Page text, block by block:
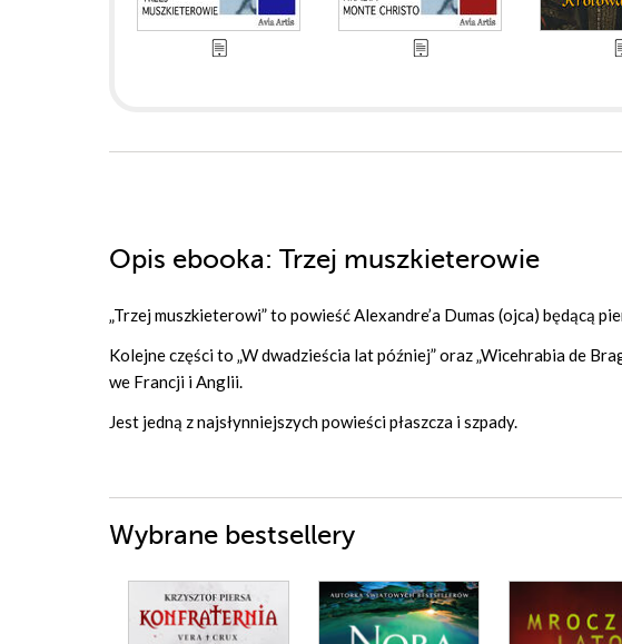
Opis ebooka: Trzej muszkieterowie
„Trzej muszkieterowi” to powieść Alexandre’a Dumas (ojca) będącą
Kolejne części to „W dwadzieścia lat później” oraz „Wicehrabia de
we Francji i Anglii.
Jest jedną z najsłynniejszych powieści płaszcza i szpady.
Wybrane bestsellery